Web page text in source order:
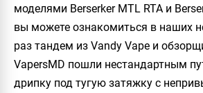
моделями Berserker MTL RTA и
вы можете ознакомиться в наших
раз тандем из Vandy Vape и
VapersMD пошли нестандартным
дрипку под тугую затяжку с